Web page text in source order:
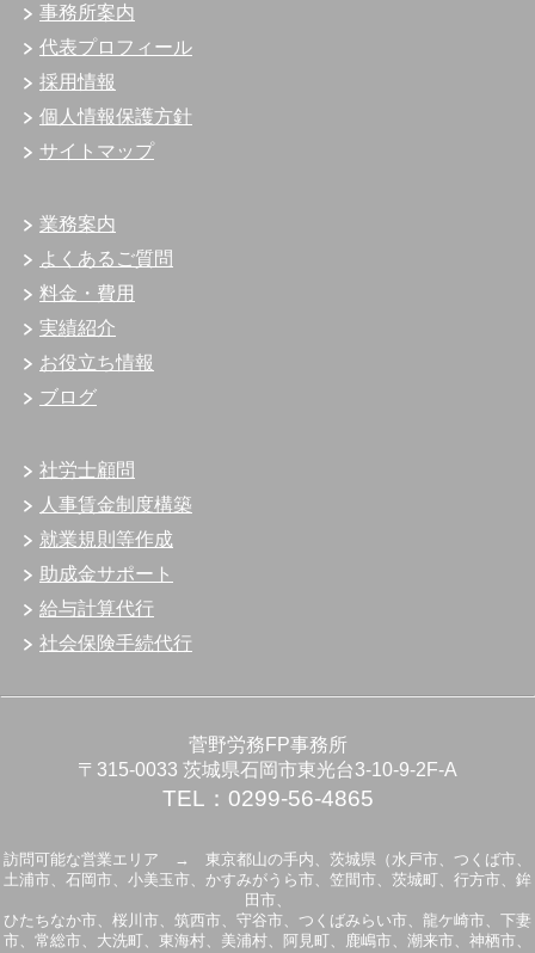
事務所案内
代表プロフィール
採用情報
個人情報保護方針
サイトマップ
業務案内
よくあるご質問
料金・費用
実績紹介
お役立ち情報
ブログ
社労士顧問
人事賃金制度構築
就業規則等作成
助成金サポート
給与計算代行
社会保険手続代行
菅野労務FP事務所
〒315-0033 茨城県石岡市東光台3-10-9-2F-A
TEL：0299-56-4865
訪問可能な営業エリア → 東京都山の手内、茨城県（水戸市、つくば市、
土浦市、石岡市、小美玉市、かすみがうら市、笠間市、茨城町、行方市、鉾
田市、
ひたちなか市、桜川市、筑西市、守谷市、つくばみらい市、龍ケ崎市、下妻
市、常総市、大洗町、東海村、美浦村、阿見町、鹿嶋市、潮来市、神栖市、